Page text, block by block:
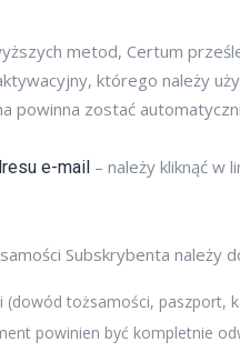
metod, Certum
którego należy
powinna zostać
e-mail – należy kliknąć w
Subskrybenta należy
tożsamości, paszport,
powinien być kompletnie